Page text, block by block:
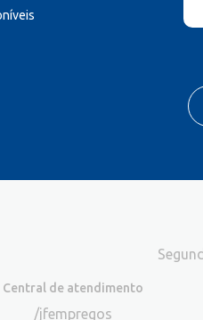
Central de atendimento
/jfempregos